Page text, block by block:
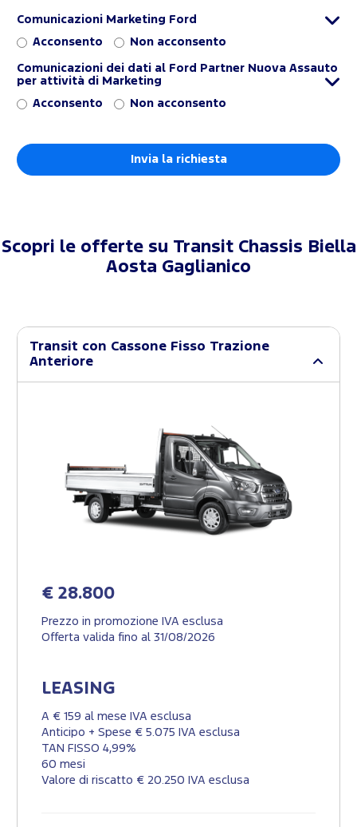
Comunicazioni Marketing Ford
Acconsento Non acconsento
Comunicazioni dei dati al Ford Partner Nuova Assauto
per attività di Marketing
Acconsento Non acconsento
Scopri le offerte su Transit Chassis Biella
Aosta Gaglianico
Transit con Cassone Fisso Trazione
Anteriore
€ 28.800
Prezzo in promozione IVA esclusa
Offerta valida fino al 31/08/2026
LEASING
A € 159 al mese IVA esclusa
Anticipo + Spese € 5.075 IVA esclusa
TAN FISSO 4,99%
60 mesi
Valore di riscatto € 20.250 IVA esclusa